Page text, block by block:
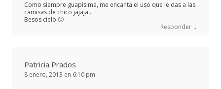
Como siempre guapísima, me encanta el uso que le das a las
camisas de chico jajaja .
Besos cielo 🙂
Responder ↓
Patricia Prados
8 enero, 2013 en 6:10 pm